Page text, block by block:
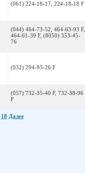
(061) 224-18-17, 224-18-18 F
(044) 464-73-52, 464-63-93 F,
464-61-39 F, (8050) 353-45-
76
(032) 294-95-26 F
(057) 732-35-40 F, 732-38-96
F
18 Далее